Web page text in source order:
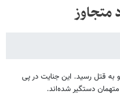
ربوده شد و به قتل رسید. این جنایت در پی